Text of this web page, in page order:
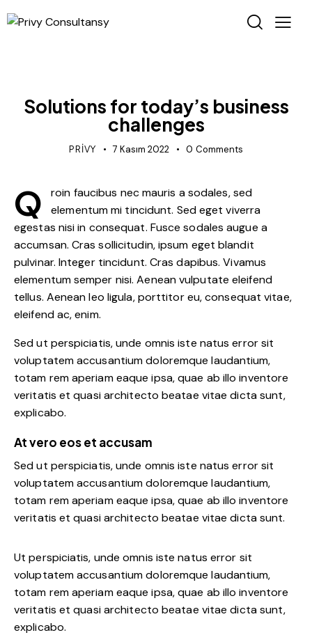
Solutions for today’s business
challenges
PRIVY 7 Kasım 2022 0 Comments
Q
roin faucibus nec mauris a sodales, sed
elementum mi tincidunt. Sed eget viverra
egestas nisi in consequat. Fusce sodales augue a
accumsan. Cras sollicitudin, ipsum eget blandit
pulvinar. Integer tincidunt. Cras dapibus. Vivamus
elementum semper nisi. Aenean vulputate eleifend
tellus. Aenean leo ligula, porttitor eu, consequat vitae,
eleifend ac, enim.
Sed ut perspiciatis, unde omnis iste natus error sit
voluptatem accusantium doloremque laudantium,
totam rem aperiam eaque ipsa, quae ab illo inventore
veritatis et quasi architecto beatae vitae dicta sunt,
explicabo.
At vero eos et accusam
Sed ut perspiciatis, unde omnis iste natus error sit
voluptatem accusantium doloremque laudantium,
totam rem aperiam eaque ipsa, quae ab illo inventore
veritatis et quasi architecto beatae vitae dicta sunt.
Ut perspiciatis, unde omnis iste natus error sit
voluptatem accusantium doloremque laudantium,
totam rem aperiam eaque ipsa, quae ab illo inventore
veritatis et quasi architecto beatae vitae dicta sunt,
explicabo.